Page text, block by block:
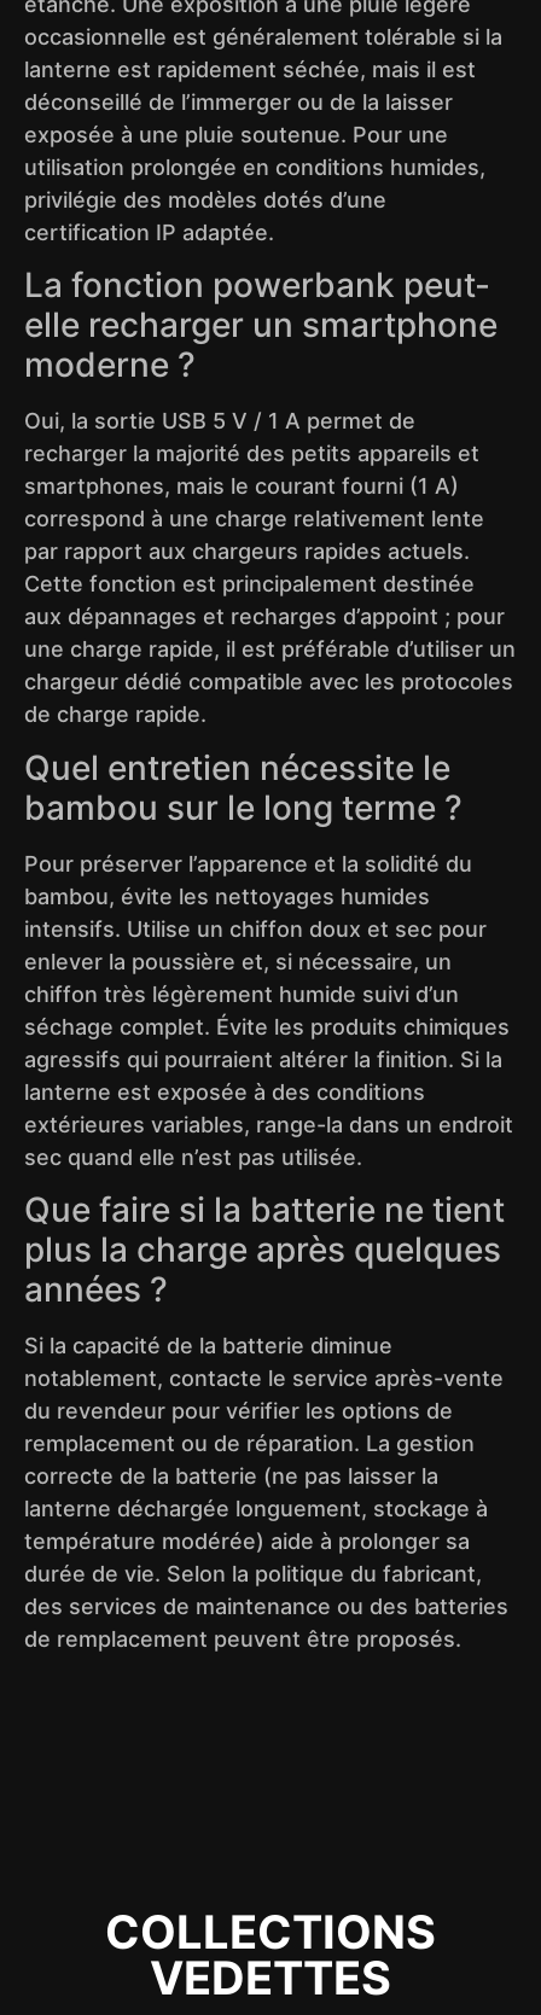
occasionnelle est généralement tolérable si la
lanterne est rapidement séchée, mais il est
déconseillé de l’immerger ou de la laisser
exposée à une pluie soutenue. Pour une
utilisation prolongée en conditions humides,
privilégie des modèles dotés d’une
certification IP adaptée.
La fonction powerbank peut-
elle recharger un smartphone
moderne ?
Oui, la sortie USB 5 V / 1 A permet de
recharger la majorité des petits appareils et
smartphones, mais le courant fourni (1 A)
correspond à une charge relativement lente
par rapport aux chargeurs rapides actuels.
Cette fonction est principalement destinée
aux dépannages et recharges d’appoint ; pour
une charge rapide, il est préférable d’utiliser un
chargeur dédié compatible avec les protocoles
de charge rapide.
Quel entretien nécessite le
bambou sur le long terme ?
Pour préserver l’apparence et la solidité du
bambou, évite les nettoyages humides
intensifs. Utilise un chiffon doux et sec pour
enlever la poussière et, si nécessaire, un
chiffon très légèrement humide suivi d’un
séchage complet. Évite les produits chimiques
agressifs qui pourraient altérer la finition. Si la
lanterne est exposée à des conditions
extérieures variables, range-la dans un endroit
sec quand elle n’est pas utilisée.
Que faire si la batterie ne tient
plus la charge après quelques
années ?
Si la capacité de la batterie diminue
notablement, contacte le service après-vente
du revendeur pour vérifier les options de
remplacement ou de réparation. La gestion
correcte de la batterie (ne pas laisser la
lanterne déchargée longuement, stockage à
température modérée) aide à prolonger sa
durée de vie. Selon la politique du fabricant,
des services de maintenance ou des batteries
de remplacement peuvent être proposés.
COLLECTIONS
VEDETTES